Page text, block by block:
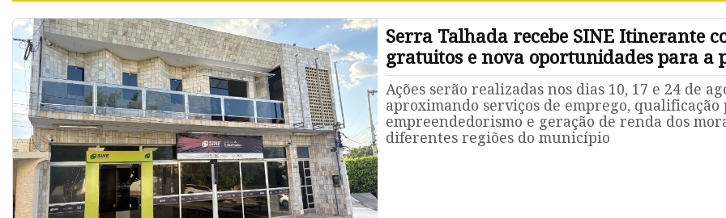
Serra Talhada recebe SINE Itinerante
gratuitos e nova oportunidades para a
Ações serão realizadas nos dias 10, 17 e 24 de
aproximando serviços de emprego,
empreendedorismo e geração de renda dos
diferentes regiões do município